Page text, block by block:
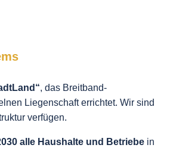
, das Breitband-
Liegenschaft errichtet. Wir sind
verfügen.
alle Haushalte und Betriebein